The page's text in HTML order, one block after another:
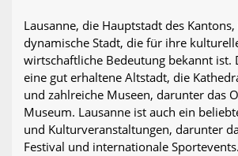
Lausanne, die Hauptstadt des
dynamische Stadt, die für ihre
wirtschaftliche Bedeutung bekannt ist.
eine gut erhaltene Altstadt, die
und zahlreiche Museen, darunter das
Museum. Lausanne ist auch ein
und Kulturveranstaltungen, darunter
Festival und internationale Sportevents.